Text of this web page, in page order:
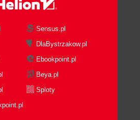
Sensus.pl
DlaBystrzakow.pl
Ebookpoint.pl
Beya.pl
Sploty